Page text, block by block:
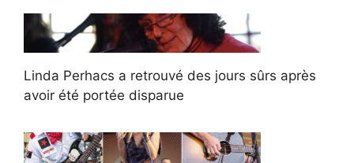
Linda Perhacs a retrouvé des jours sûrs après
avoir été portée disparue